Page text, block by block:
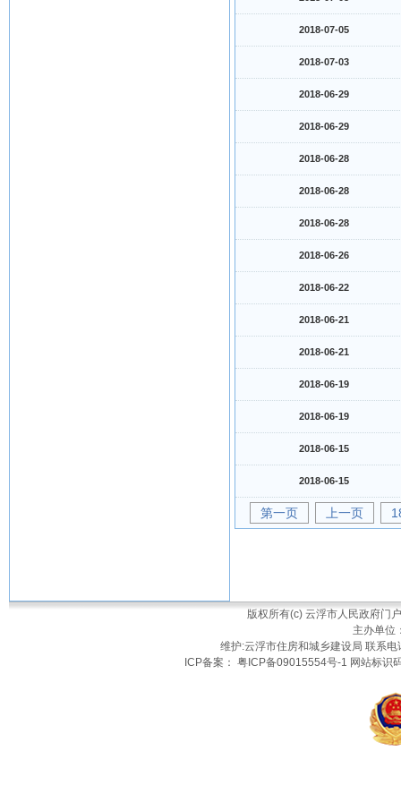
2018-07-05
2018-07-03
2018-06-29
2018-06-29
2018-06-28
2018-06-28
2018-06-28
2018-06-26
2018-06-22
2018-06-21
2018-06-21
2018-06-19
2018-06-19
2018-06-15
2018-06-15
第一页 上一页
版权所有(c) 云浮市人民政府门
主办单
维护:云浮市住房和城乡建设局 联系
ICP备案： 粤ICP备09015554号-1 网站标